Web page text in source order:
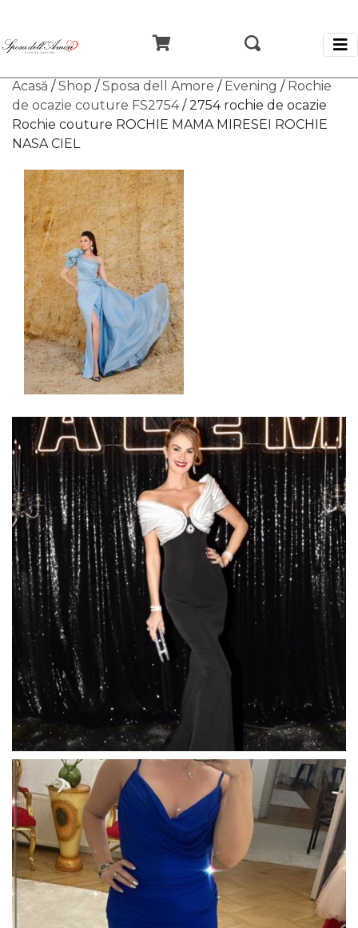
Acasă /Shop /Sposa dell Amore / Evening / Rochie
de ocazie couture FS2754/ 2754 rochie de ocazie
Rochie couture ROCHIE MAMA MIRESEI ROCHIE
NASA CIEL